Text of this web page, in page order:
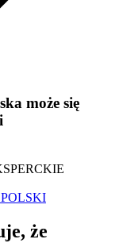
może się
że